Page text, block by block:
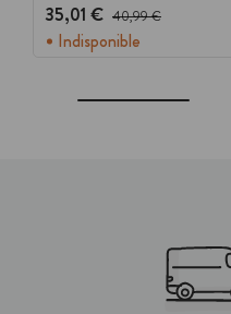
35,01 € Prix avant réduction :
40,99 €
Indisponible